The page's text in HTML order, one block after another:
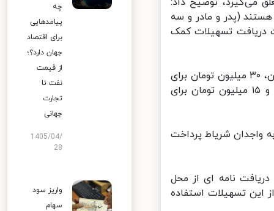
(پدر و مادر و سه
دریافت تسهیلات کمک
اسلامی ادامه داد: مبلغ تصویب شده شامل ۵۰ میلیون تومان برای شهر تهران، ۳۰ میلیون تومان برای
شهرهای بزرگ (مشهد، اصفهان، کرج، شیراز، تبریز، قم، اهواز و کرمانشاه) و ۱۵ میلیون تومان برای
واجدان شریاط پرداخت
نامه ای از محل
این تسهیلات استفاده
چه
پیامدهایی
برای اقتصاد
جهان دارد؟؛
از قیمت
نفت تا
تجارت
جهانی
1405/04/
28
واریز سود
سهام